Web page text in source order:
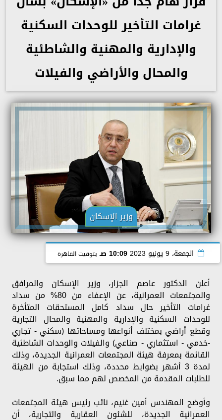
غرامات التأخير للوحدات السكنية
والإدارية والمهنية والشاطئية
والمحال والأراضي والفيلات
وزير الإسكان
الجمعة، 9 يونيو 2023 10:09 صـ بتوقيت القاهرة
أعلن الدكتور عاصم الجزار، وزير الإسكان والمرافق
والمجتمعات العمرانية، عن الإعفاء من 80% من سداد
غرامات التأخير حال سداد كامل المستحقات المتأخرة
للوحدات السكنية والإدارية والمهنية والمحال التجارية
وقطع أراضي بمختلف أنواعها ومساحاتها (سكني - تجاري
-خدمي - استثماري - صناعي) والفيلات والوحدات الشاطئية
القائمة بمعرفة هيئة المجتمعات العمرانية الجديدة، وذلك
لمدة 3 أشهر بضوابط محددة، وذلك استجابة من الهيئة
للطلبات المقدمة من المخصص لهم مما سبق.
وأوضح المهندس أمين غنيم، نائب رئيس هيئة المجتمعات
العمرانية الجديدة، للشئون العقارية والتجارية، أن